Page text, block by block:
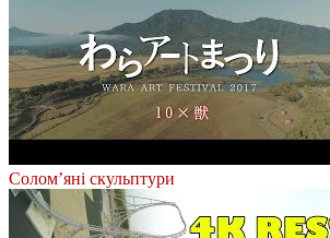
Солом’яні скульптури